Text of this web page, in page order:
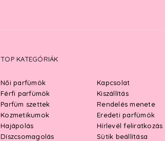
TOP KATEGÓRIÁK
Női parfümök
Férfi parfümök
Parfüm szettek
Kozmetikumok
Hajápolás
Díszcsomagolás
Kapcsolat
Kiszállítás
Rendelés menete
Eredeti parfümök
Hírlevél feliratkozás
Sütik beállítása